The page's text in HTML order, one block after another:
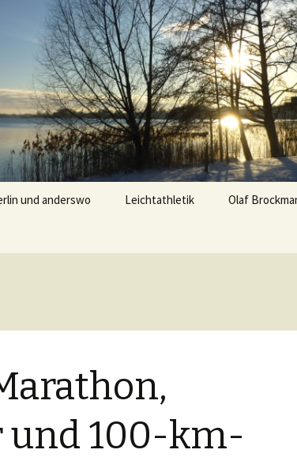
und anderswo Leichtathletik Olaf
und 100-km-